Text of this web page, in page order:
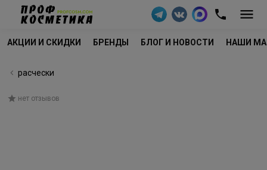
АКЦИИ И СКИДКИ БРЕНДЫ БЛОГ И НОВОСТИ НАШИ
расчески
нет отзывов